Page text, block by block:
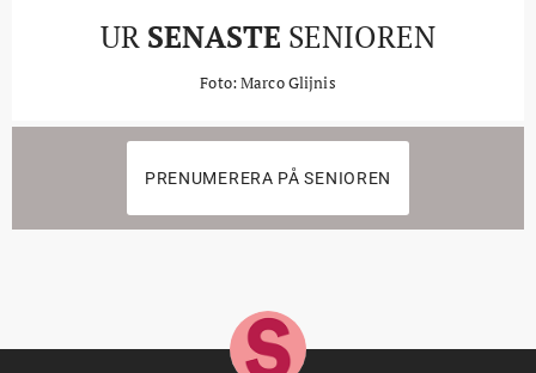
UR SENASTE SENIOREN
Foto: Marco Glijnis
PRENUMERERA PÅ SENIOREN